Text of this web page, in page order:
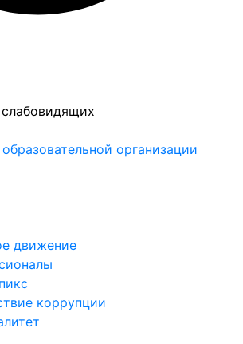
организации
движение
коррупции